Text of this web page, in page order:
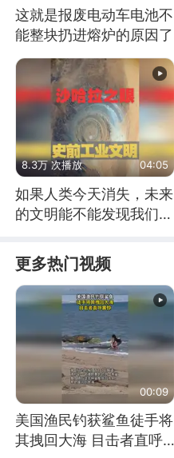
这就是报废电动车电池不
能整块扔进熔炉的原因了
8.3万 次播放 04:05
如果人类今天消失，未来
的文明能不能发现我们存
更多热门视频
00:09
美国渔民钓获鲨鱼徒手将
其拽回大海 目击者直呼